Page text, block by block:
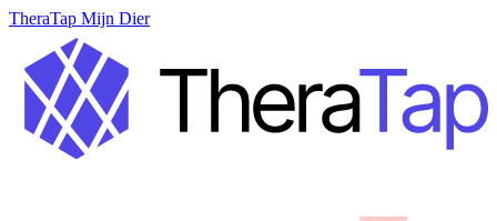
TheraTap Mijn Dier